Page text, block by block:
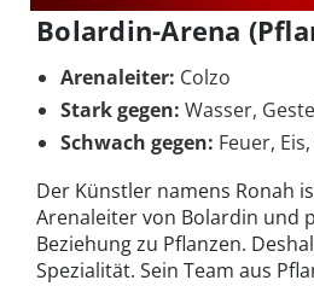
Bolardin-Arena
Arenaleiter: Colzo
Stark gegen: Wasser,
Schwach gegen: Feuer,
Der Künstler namens Ronah
Arenaleiter von Bolardin und
Beziehung zu Pflanzen.
Spezialität. Sein Team aus